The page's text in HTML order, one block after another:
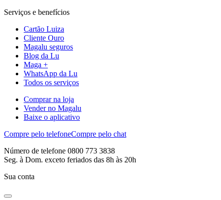
Serviços e benefícios
Cartão Luiza
Cliente Ouro
Magalu seguros
Blog da Lu
Maga +
WhatsApp da Lu
Todos os serviços
Comprar na loja
Vender no Magalu
Baixe o aplicativo
Compre pelo telefoneCompre pelo chat
Número de telefone 0800 773 3838
Seg. à Dom. exceto feriados das 8h às 20h
Sua conta